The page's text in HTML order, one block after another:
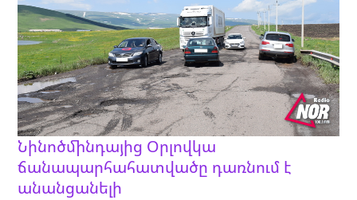
Նինոծմինդայից Օրլովկա
ճանապարհահատվածը դառնում է
անանցանելի